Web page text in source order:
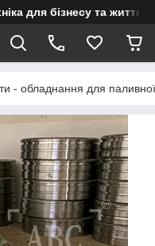
для бізнесу та життя
- обладнання для